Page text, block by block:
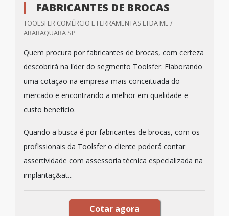
FABRICANTES DE BROCAS
TOOLSFER COMÉRCIO E FERRAMENTAS LTDA ME /
ARARAQUARA SP
Quem procura por fabricantes de brocas, com certeza
descobrirá na líder do segmento Toolsfer. Elaborando
uma cotação na empresa mais conceituada do
mercado e encontrando a melhor em qualidade e
custo benefício.
Quando a busca é por fabricantes de brocas, com os
profissionais da Toolsfer o cliente poderá contar
assertividade com assessoria técnica especializada na
implantaç&at...
Cotar agora